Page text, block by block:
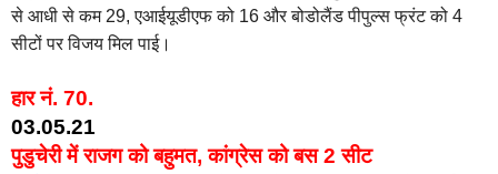
से आधी से कम 29, एआईयूडीएफ को 16 और बोडोलैंड पीपुल्स फ्रंट को 4
सीटों पर विजय मिल पाई।
हार नं. 70.
03.05.21
पुडुचेरी में राजग को बहुमत, कांग्रेस को बस 2 सीट